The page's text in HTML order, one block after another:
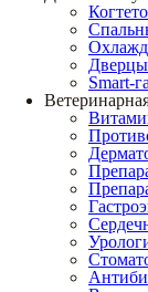
Smart-